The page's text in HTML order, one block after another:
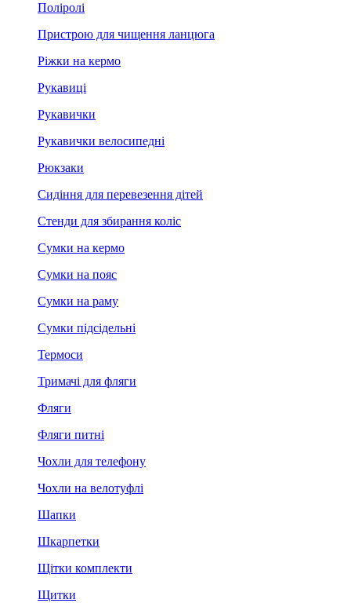
Поліролі
Пристрою для чищення ланцюга
Ріжки на кермо
Рукавиці
Рукавички
Рукавички велосипедні
Рюкзаки
Сидіння для перевезення дітей
Стенди для збирання коліс
Сумки на кермо
Сумки на пояс
Сумки на раму
Сумки підсідельні
Термоси
Тримачі для фляги
Фляги
Фляги питні
Чохли для телефону
Чохли на велотуфлі
Шапки
Шкарпетки
Щітки комплекти
Щитки